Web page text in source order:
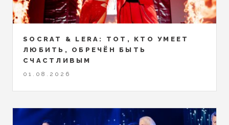
SOCRAT & LERA: ТОТ, КТО УМЕЕТ
ЛЮБИТЬ, ОБРЕЧЁН БЫТЬ
СЧАСТЛИВЫМ
01.08.2026